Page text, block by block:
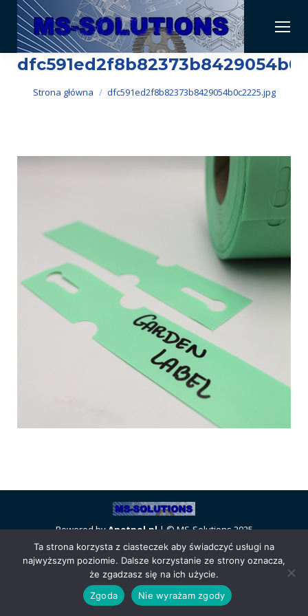
Jesteś tutaj:
Strona główna dfc591ed2f8b82373b8429054b0c2225.jpg
Powered byAnetpol.pl| © MS-Solutions 2025
Logowanie / rejestracja
Polityka prywatności
Regulamin
sklepu
Cennik wysyłek
Ta strona korzysta z ciasteczek aby świadczyć usługi na
najwyższym poziomie. Dalsze korzystanie ze strony oznacza,
że zgadzasz się na ich użycie.
Zgoda
Nie wyrażam zgody